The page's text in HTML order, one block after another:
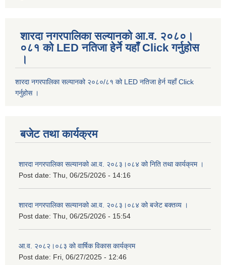
शारदा नगरपालिका सल्यानको आ.व. २०८०।
०८१ को LED नतिजा हेर्ने यहाँ Click गर्नुहोस
।
शारदा नगरपालिका सल्यानको २०८०/८१ को LED नतिजा हेर्न यहाँ Click
गर्नुहोस ।
बजेट तथा कार्यक्रम
शारदा नगरपालिका सल्यानको आ.व. २०८३।०८४ को निति तथा कार्यक्रम ।
Post date: Thu, 06/25/2026 - 14:16
शारदा नगरपालिका सल्यानको आ.व. २०८३।०८४ को बजेट बक्तव्य ।
Post date: Thu, 06/25/2026 - 15:54
आ.व. २०८२।०८३ को वार्षिक विकास कार्यक्रम
Post date: Fri, 06/27/2025 - 12:46